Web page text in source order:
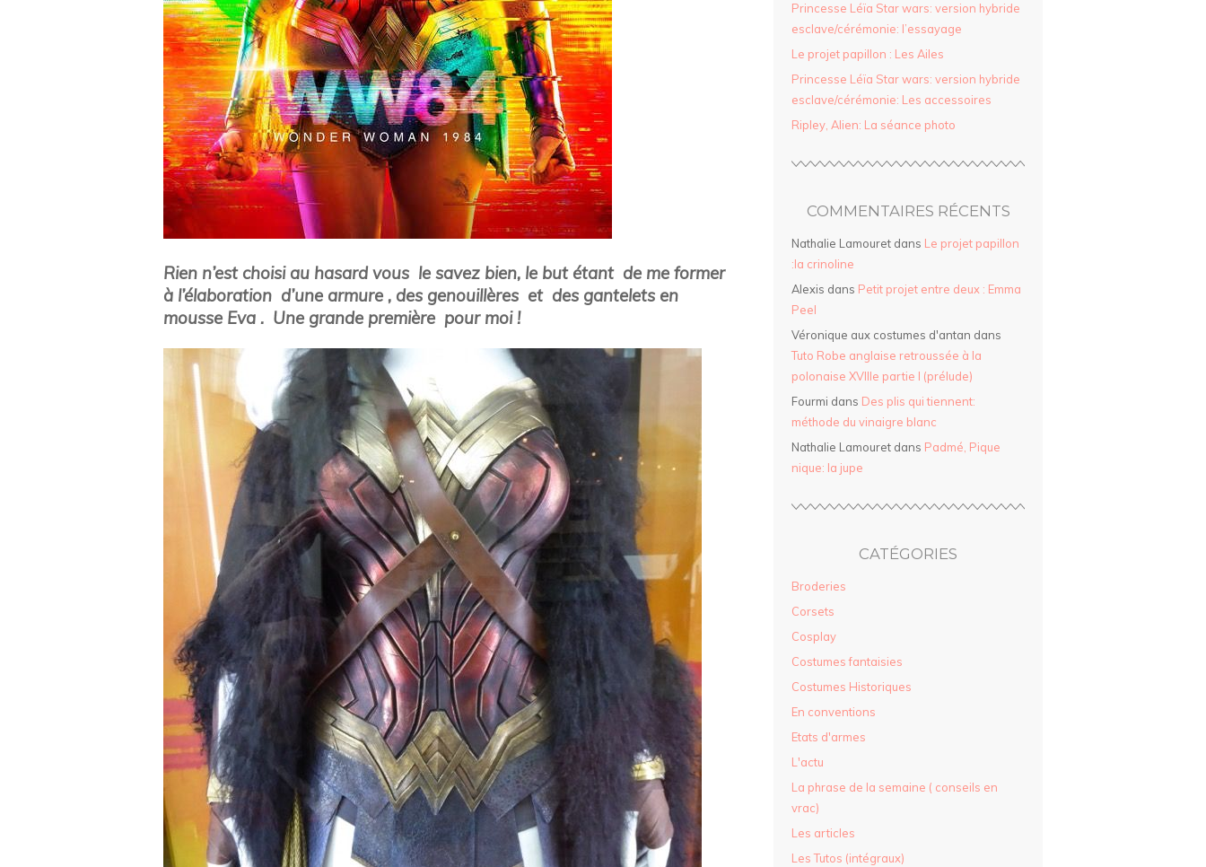
Rien n’est choisi au hasard vous le savez bien, le but étant de me former
à l’élaboration d’une armure , des genouillères et des gantelets en
mousse Eva . Une grande première pour moi !
Princesse Léïa Star wars: version hybride
esclave/cérémonie: l’essayage
Le projet papillon : Les Ailes
Princesse Léïa Star wars: version hybride
esclave/cérémonie: Les accessoires
Ripley, Alien: La séance photo
COMMENTAIRES RÉCENTS
Nathalie Lamouret dans Le projet papillon
:la crinoline
Alexis dans Petit projet entre deux : Emma
Peel
Véronique aux costumes d'antan dans
Tuto Robe anglaise retroussée à la
polonaise XVIIIe partie I (prélude)
Fourmi dans Des plis qui tiennent:
méthode du vinaigre blanc
Nathalie Lamouret dans Padmé, Pique
nique: la jupe
CATÉGORIES
Broderies
Corsets
Cosplay
Costumes fantaisies
Costumes Historiques
En conventions
Etats d'armes
L'actu
La phrase de la semaine ( conseils en
vrac)
Les articles
Les Tutos (intégraux)